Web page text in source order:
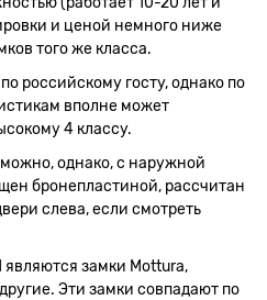
и ценой немного ниже
того же класса.
российскому госту, однако по
вполне может
4 классу.
однако, с наружной
бронепластиной, рассчитан
слева, если смотреть
являются замки Mottura,
Эти замки совпадают по